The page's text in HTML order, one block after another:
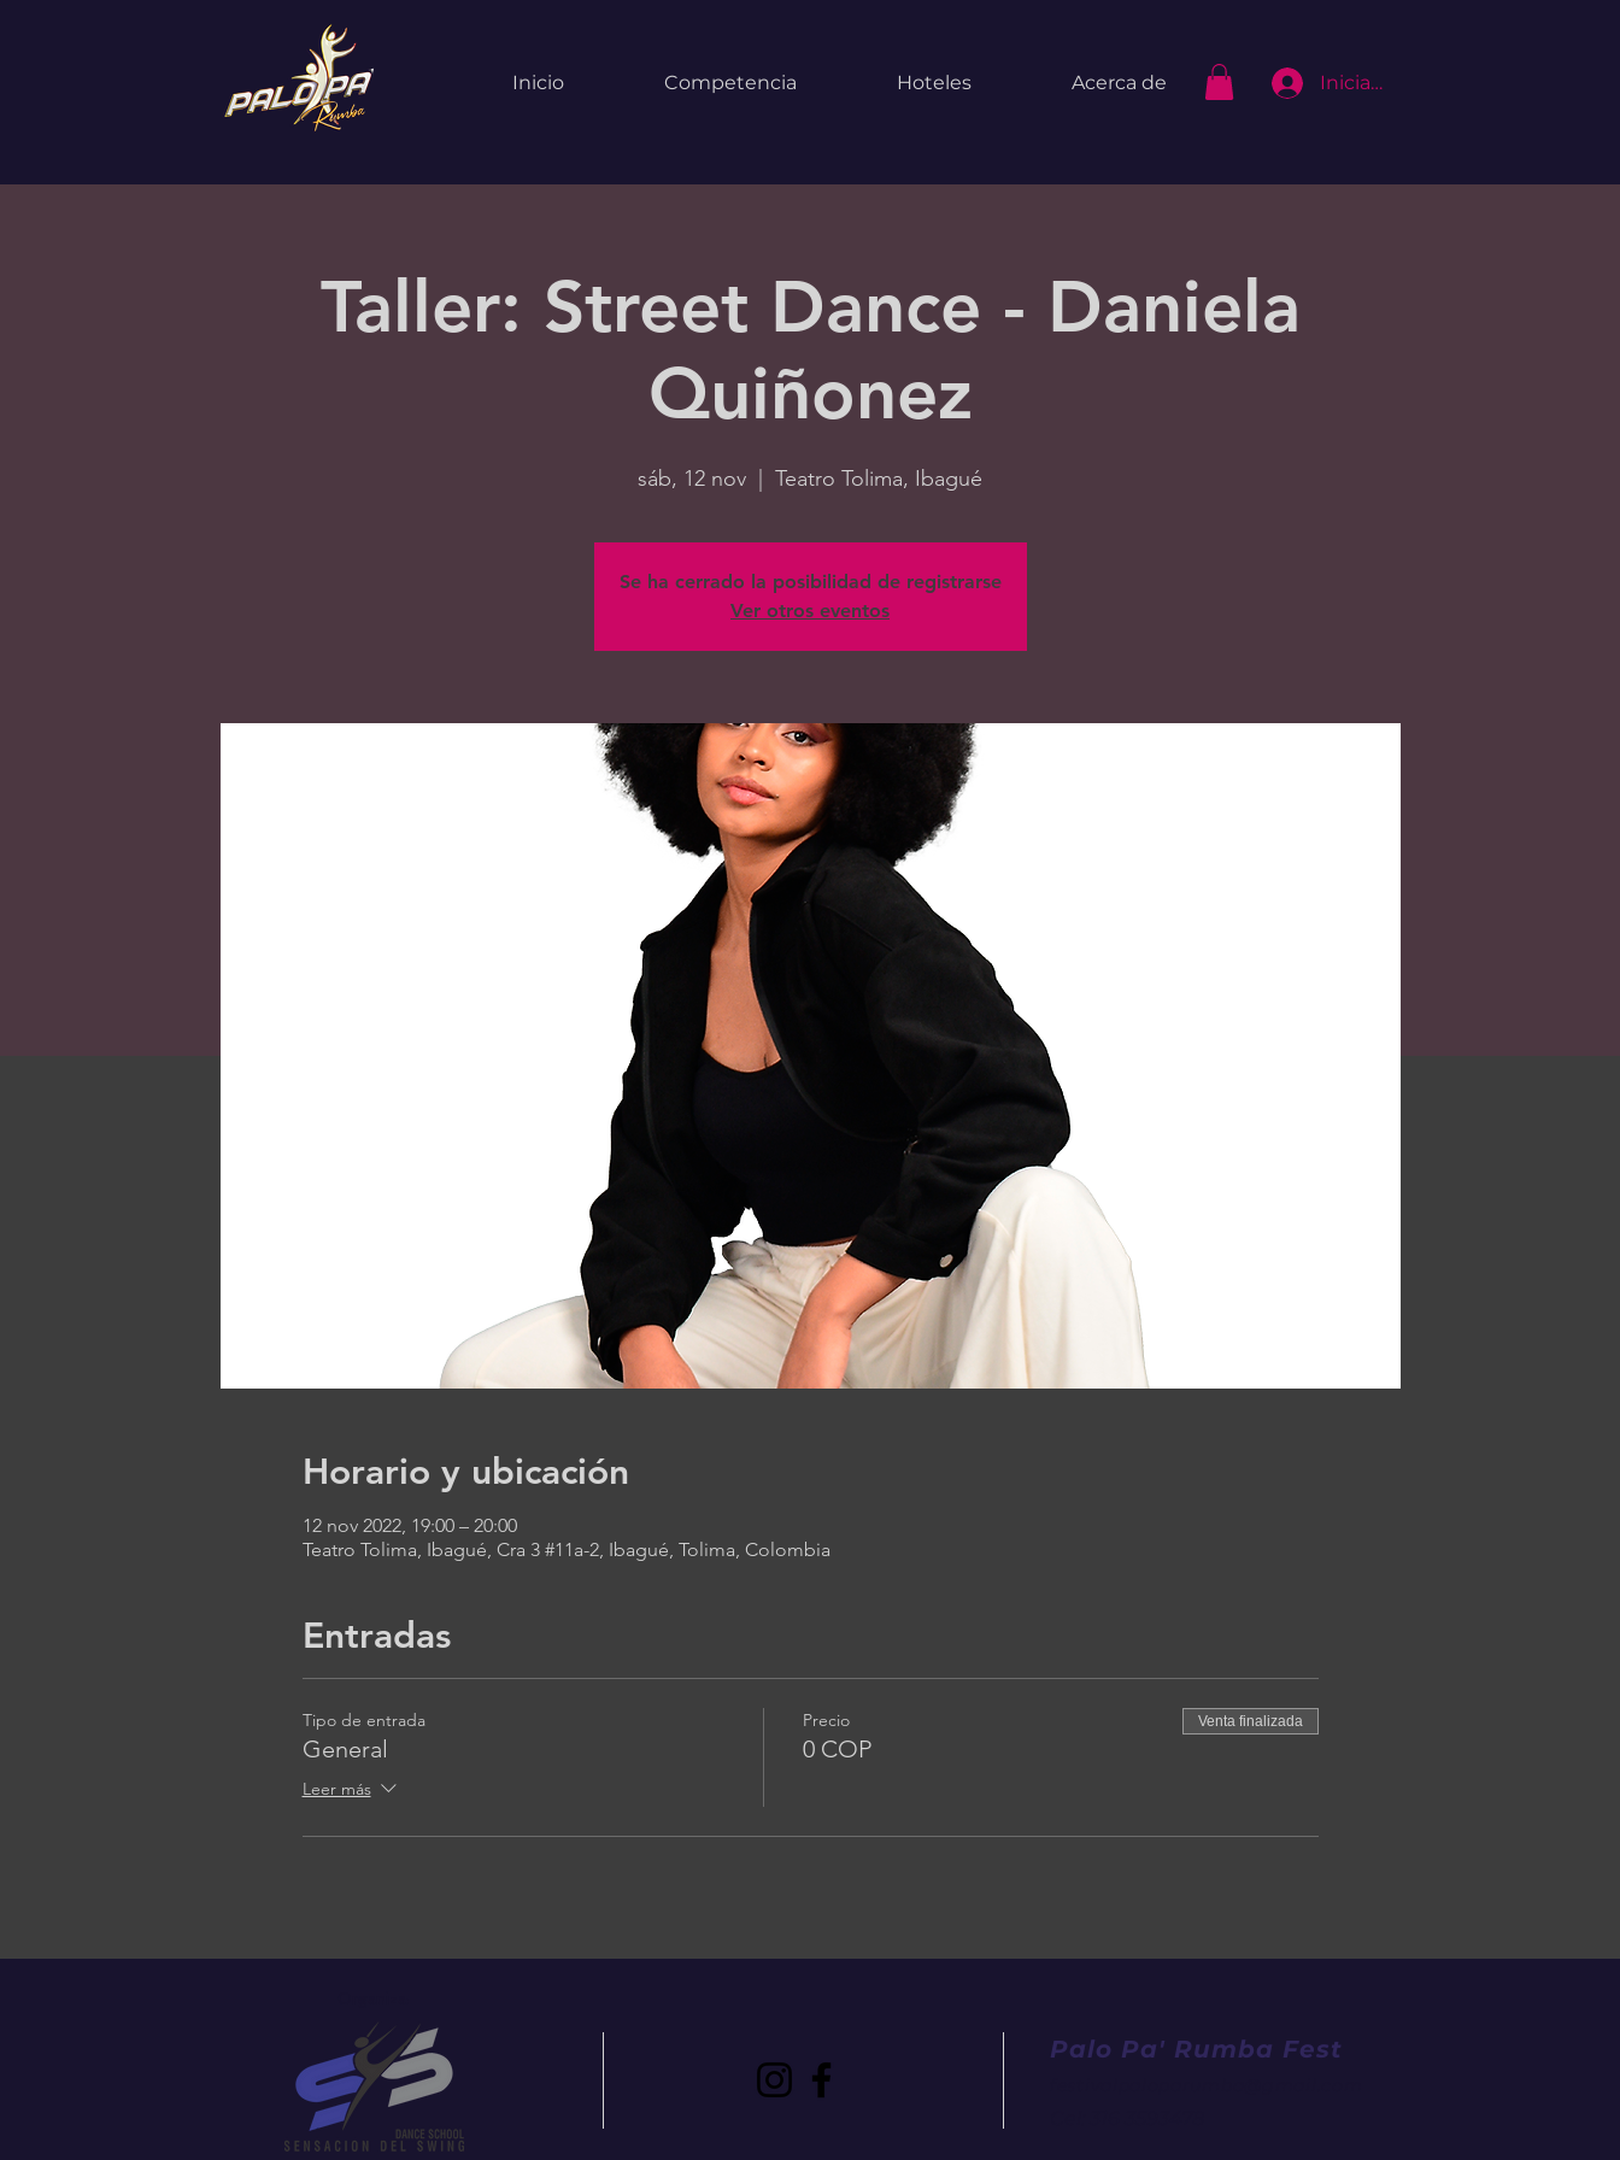
Inicio Competencia Hoteles Acerca de Iniciar Sesión
Taller: Street Dance - Daniela
Quiñonez
sáb, 12 nov Teatro Tolima, Ibagué
Se ha cerrado la posibilidad de registrarse
Ver otros eventos
Horario y ubicación
12 nov 2022, 19:00 – 20:00
Teatro Tolima, Ibagué, Cra 3 #11a-2, Ibagué, Tolima, Colombia
Entradas
Tipo de entrada
General
Leer más
Precio
0 COP
Venta finalizada
Palo Pa' Rumba Fest